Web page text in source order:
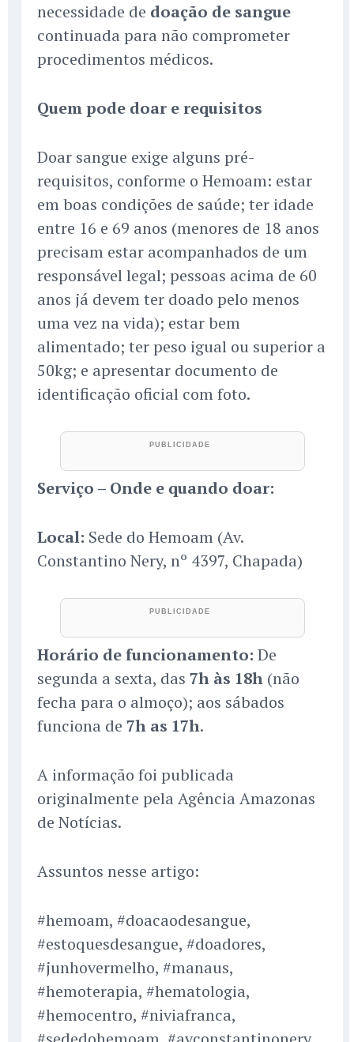
necessidade de doação de sangue
continuada para não comprometer
procedimentos médicos.
Quem pode doar e requisitos
Doar sangue exige alguns pré-
requisitos, conforme o Hemoam: estar
em boas condições de saúde; ter idade
entre 16 e 69 anos (menores de 18 anos
precisam estar acompanhados de um
responsável legal; pessoas acima de 60
anos já devem ter doado pelo menos
uma vez na vida); estar bem
alimentado; ter peso igual ou superior a
50kg; e apresentar documento de
identificação oficial com foto.
Serviço – Onde e quando doar:
Local: Sede do Hemoam (Av.
Constantino Nery, nº 4397, Chapada)
Horário de funcionamento: De
segunda a sexta, das 7h às 18h (não
fecha para o almoço); aos sábados
funciona de 7h as 17h.
A informação foi publicada
originalmente pela Agência Amazonas
de Notícias.
Assuntos nesse artigo:
#hemoam, #doacaodesangue,
#estoquesdesangue, #doadores,
#junhovermelho, #manaus,
#hemoterapia, #hematologia,
#hemocentro, #niviafranca,